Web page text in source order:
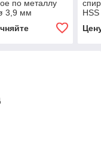
по металлу
3,9 мм